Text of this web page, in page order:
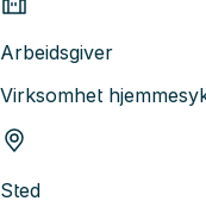
Arbeidsgiver
Virksomhet
Sted